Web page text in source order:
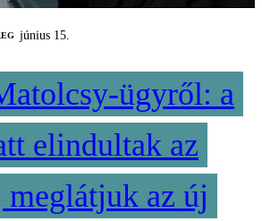
június 15.
ügyről: a
elindultak az
meglátjuk az új